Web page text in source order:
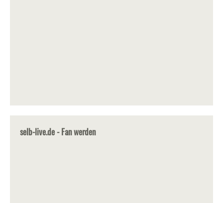
selb-live.de - Fan werden